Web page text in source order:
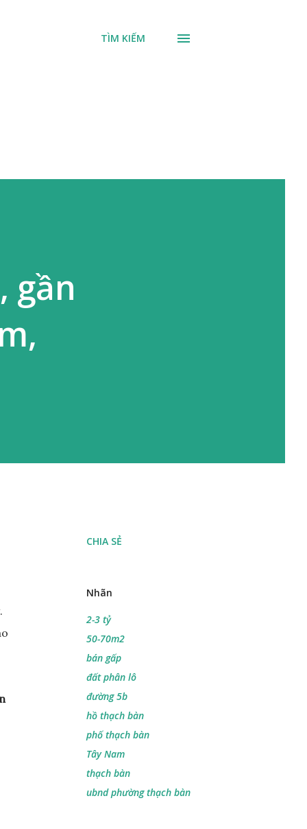
TÌM KIẾM
gần
CHIA SẺ
Nhãn
2-3 tỷ
50-70m2
bán gấp
đất phân lô
đường 5b
hồ thạch bàn
phố thạch bàn
Tây Nam
thạch bàn
ubnd phường thạch bàn